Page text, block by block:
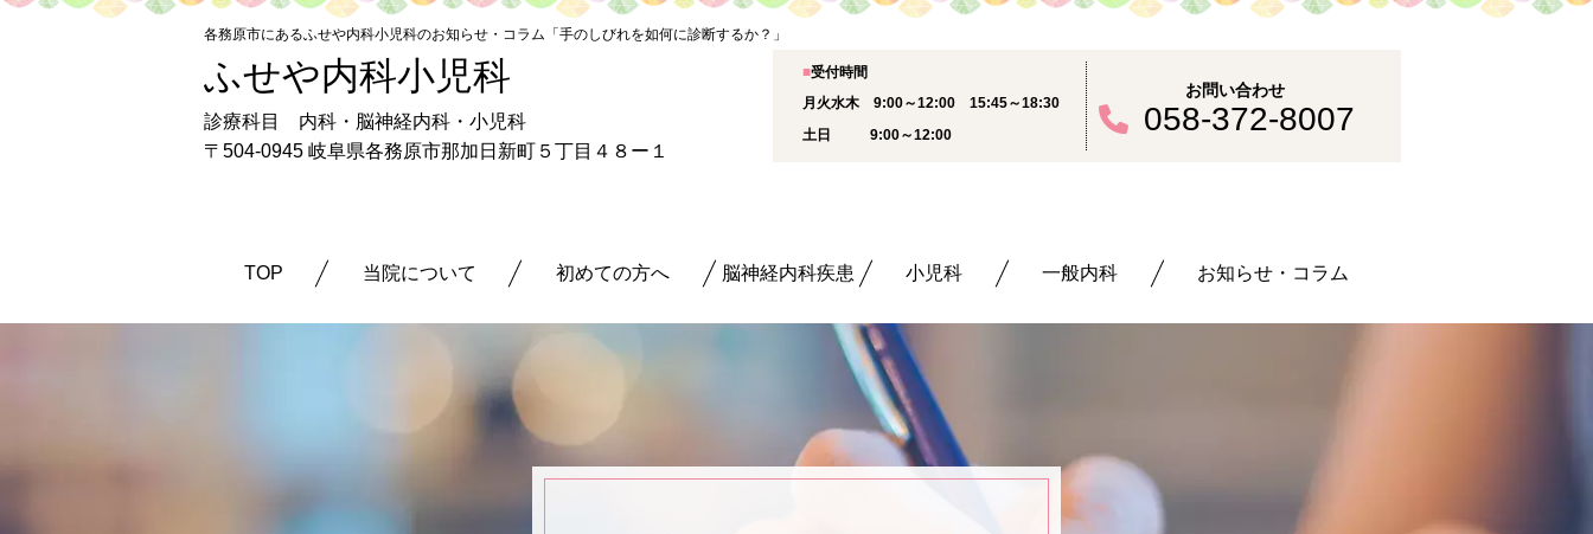
各務原市にあるふせや内科小児科のお知らせ・コラム「手のしびれを如何に診断するか？」
ふせや内科小児科
診療科目 内科・脳神経内科・小児科
〒504-0945 岐阜県各務原市那加日新町５丁目４８ー１
■受付時間
月火水木 9:00～12:00 15:45～18:30
土日 9:00～12:00
お問い合わせ
058-372-8007
TOP 当院について 初めての方へ 脳神経内科疾患 小児科 一般内科 お知らせ・コラム